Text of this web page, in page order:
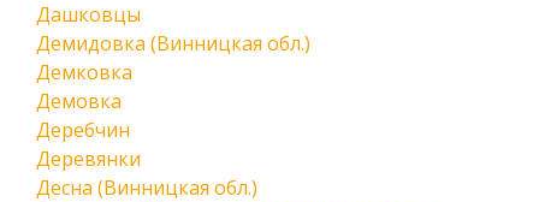
Дашковцы
Демидовка (Винницкая обл.)
Демковка
Демовка
Деребчин
Деревянки
Десна (Винницкая обл.)